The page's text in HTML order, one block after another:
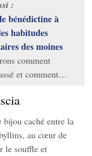
:
bénédictine à
habitudes
des moines
comment
et comment…
bijou caché entre la
au cœur de
le souffle et